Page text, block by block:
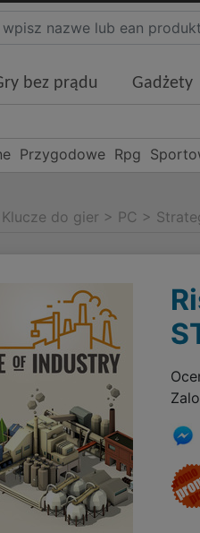
bez prądu Gadżety
Przygodowe Rpg
Klucze do gier > PC >